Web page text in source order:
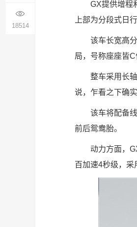
18514
GX提供增程
上部为分段式日
该车长宽高
局，号称座座皆C
整车采用长
说，乍看之下确
该车将配备
前后鸳鸯胎。
动力方面，
百加速4秒级，采